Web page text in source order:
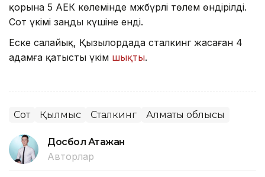
қорына 5 АЕК көлемінде мәжбүрлі төлем өндірілді.
Сот үкімі заңды күшіне енді.
Еске салайық, Қызылордада сталкинг жасаған 4
адамға қатысты үкім шықты.
Сот Қылмыс Сталкинг Алматы облысы
Досбол Атажан
Авторлар